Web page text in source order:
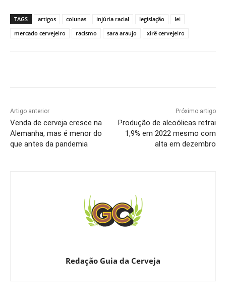
TAGS artigos colunas injúria racial legislação
lei
mercado cervejeiro
racismo sara araujo xirê cervejeiro
Artigo anterior
Venda de cerveja cresce na
Alemanha, mas é menor do
que antes da pandemia
Próximo artigo
Produção de alcoólicas retrai
1,9% em 2022 mesmo com
alta em dezembro
Redação Guia da Cerveja